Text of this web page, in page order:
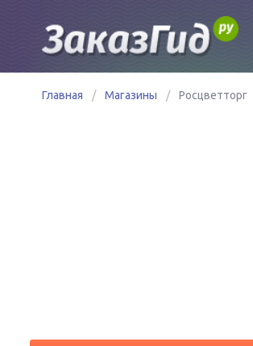
Главная / Магазины / Росцветторг